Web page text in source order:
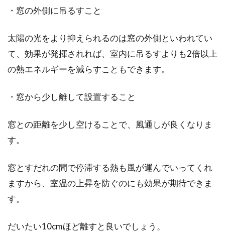
で！貼り方とオススメ5選！
夏場、「クーラーをかけているのに、なかなか
部屋が涼しくならない…」ということはありま
・窓の外側に吊るすこと
太陽の光をより抑えられるのは窓の外側といわれてい
て、効果が発揮されれば、室内に吊るすよりも2倍以上
の熱エネルギーを減らすこともできます。
・窓から少し離して設置すること
窓との距離を少し空けることで、風通しが良くなりま
す。
窓とすだれの間で停滞する熱も風が運んでいってくれ
ますから、室温の上昇を防ぐのにも効果が期待できま
す。
だいたい10cmほど離すと良いでしょう。